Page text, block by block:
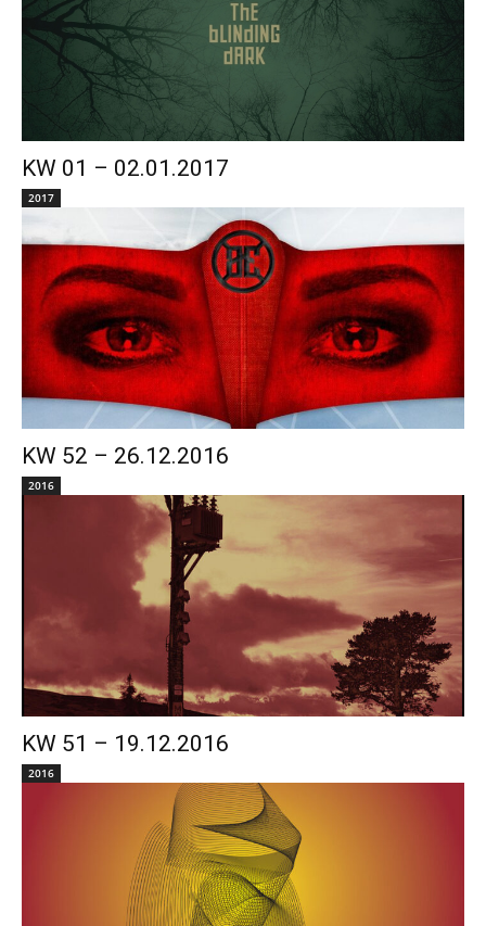
KW 01 – 02.01.2017
2017
KW 52 – 26.12.2016
2016
KW 51 – 19.12.2016
2016